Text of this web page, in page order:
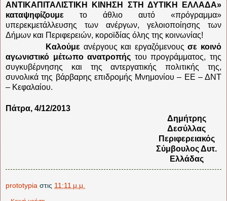
ΑΝΤΙΚΑΠΙΤΑΛΙΣΤΙΚΗ ΚΙΝΗΣΗ ΣΤΗ ΔΥΤΙΚΗ ΕΛΛΑΔΑ»
καταψηφίζουμε το άθλιο αυτό «πρόγραμμα»
υπερεκμετάλλευσης των ανέργων, γελοιοποίησης των
Δήμων και Περιφερειών, κοροϊδίας όλης της κοινωνίας!
Καλούμε ανέργους και εργαζόμενουςσε κοινό
αγωνιστικό μέτωπο ανατροπής του προγράμματος, της
συγκυβέρνησης και της αντεργατικής πολιτικής της,
συνολικά της βάρβαρης επιδρομής Μνημονίου – ΕΕ – ΔΝΤ
– Κεφαλαίου.
Πάτρα, 4/12/2013
Δημήτρης
Δεσύλλας
Περιφερειακός
Σύμβουλος Δυτ.
Ελλάδας
prototypia στις 11:11 μ.μ.